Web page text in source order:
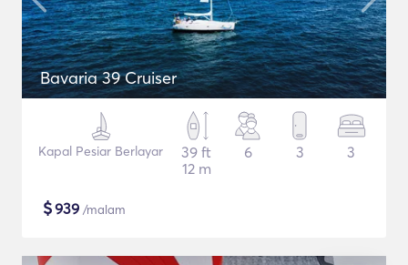
Bavaria 39 Cruiser
Kapal Pesiar Berlayar
39 ft
12 m
6 3 3
$939 /malam